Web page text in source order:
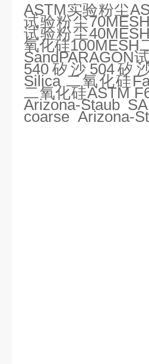
ASTM实验粉尘
试验粉尘70MESH
试验粉尘40MESH
氧化硅100MESH
SandPARAGON
540 矽沙 504矽
Silica二氧化硅
二氧化硅ASTM
Arizona-Staub
coarse Arizona-